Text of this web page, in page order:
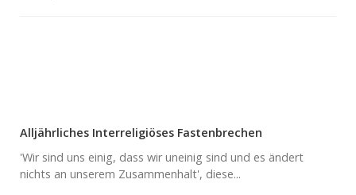
Alljährliches Interreligiöses Fastenbrechen
'Wir sind uns einig, dass wir uneinig sind und es ändert
nichts an unserem Zusammenhalt', diese...